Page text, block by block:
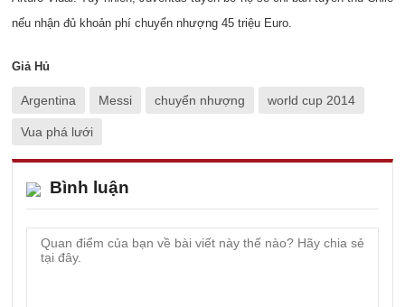
nếu nhận đủ khoản phí chuyển nhượng 45 triệu Euro.
Giả Hủ
Argentina Messi chuyển nhượng world cup 2014
Vua phá lưới
Bình luận